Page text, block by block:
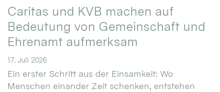
Caritas und KVB machen auf
Bedeutung von Gemeinschaft und
Ehrenamt aufmerksam
17. Juli 2026
Ein erster Schritt aus der Einsamkeit: Wo
Menschen einander Zeit schenken, entstehen